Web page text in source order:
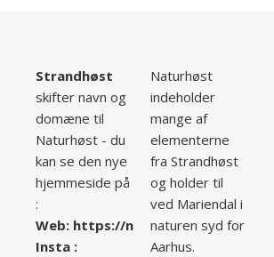
Strandhøst
skifter navn og
domæne til
Naturhøst - du
kan se den nye
hjemmeside på
:
Web: https://naturhoest.dk/
Insta :
Naturhøst
indeholder
mange af
elementerne
fra Strandhøst
og holder til
ved Mariendal i
naturen syd for
Aarhus.